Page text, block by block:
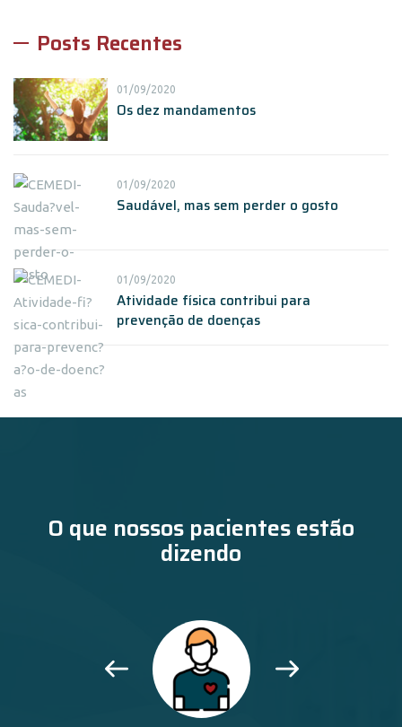
Posts Recentes
01/09/2020
Os dez mandamentos
01/09/2020
Saudável, mas sem perder o gosto
01/09/2020
Atividade física contribui para
prevenção de doenças
O que nossos pacientes estão
dizendo